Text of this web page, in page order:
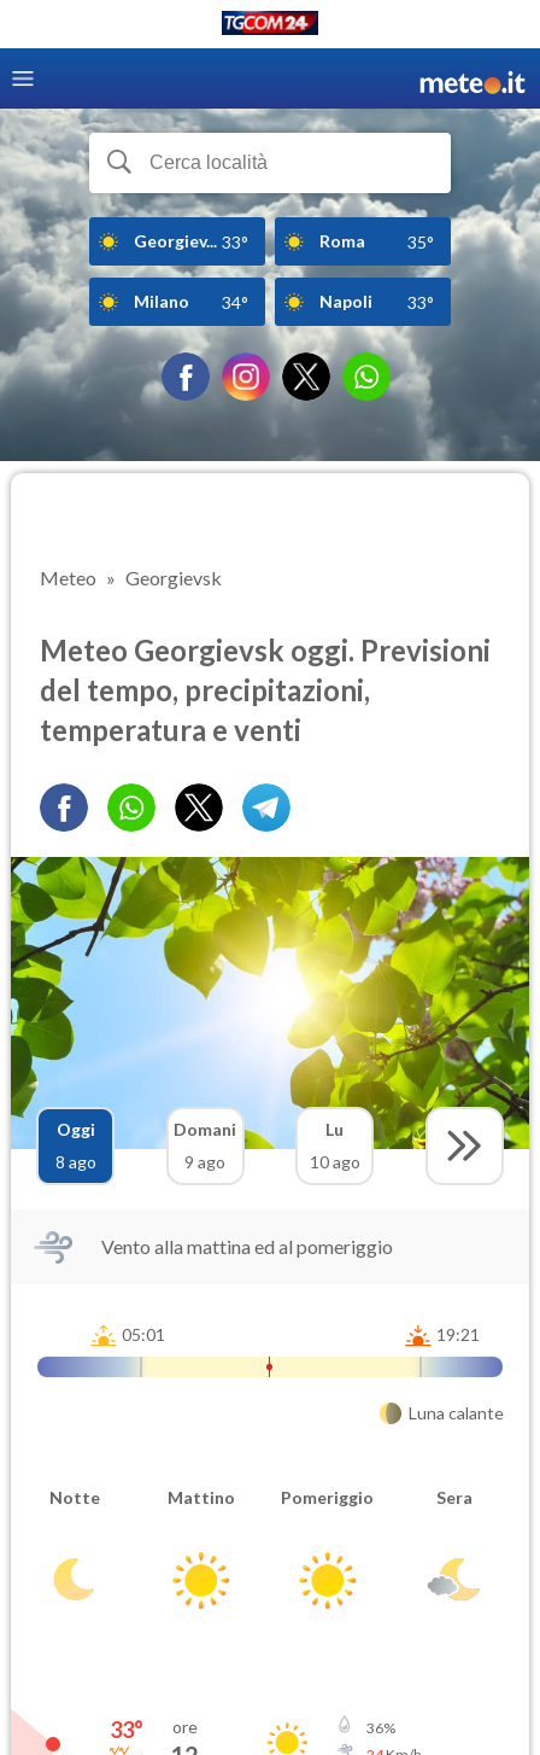
Georgiev... 33° Roma 35°
Milano 34° Napoli 33°
Meteo Georgievsk
Meteo Georgievsk oggi. Previsioni
del tempo, precipitazioni,
temperatura e venti
Oggi
8 ago
Domani
9 ago
Lu
10 ago
Vento alla mattina ed al pomeriggio
05:01 19:21
Luna calante
Notte Mattino Pomeriggio Sera
33° ore 36%